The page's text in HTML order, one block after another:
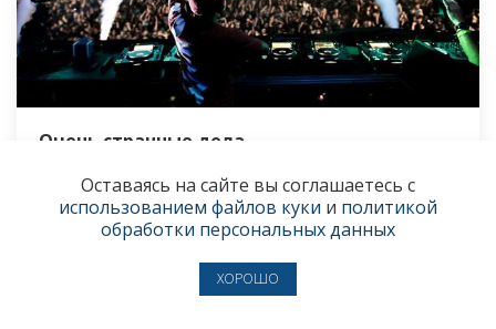
Очень странные дела
Афиша уикенда 7–9 августа
● АФИША
Оставаясь на сайте вы соглашаетесь с
использованием файлов куки и политикой
обработки персональных данных
ХОРОШО